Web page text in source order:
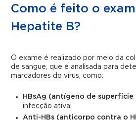
Como é feito o
Hepatite B?
O exame é realizado por meio da
de sangue, que é analisada para
marcadores do vírus, como:
HBsAg (antígeno de superfície
infecção ativa;
Anti-HBs (anticorpo contra o